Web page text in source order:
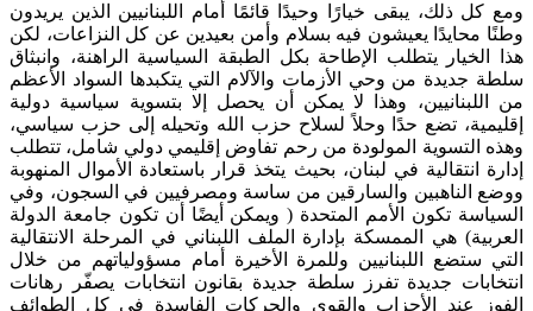
ومع كل ذلك، يبقى خيارًا وحيدًا قائمًا أمام اللبنانيين الذين يريدون
وطنًا محايدًا يعيشون فيه بسلام وأمن بعيدين عن كل النزاعات، لكن
هذا الخيار يتطلب الإطاحة بكل الطبقة السياسية الراهنة، وانبثاق
سلطة جديدة من وحي الأزمات والآلام التي يتكبدها السواد الأعظم
من اللبنانيين، وهذا لا يمكن أن يحصل إلا بتسوية سياسية دولية
إقليمية، تضع حدًا وحلاً لسلاح حزب الله وتحيله إلى حزب سياسي،
وهذه التسوية المولودة من رحم تفاوض إقليمي دولي شامل، تتطلب
إدارة انتقالية في لبنان، بحيث يتخذ قرار باستعادة الأموال المنهوبة
ووضع الناهبين والسارقين من ساسة ومصرفيين في السجون، وفي
السياسة تكون الأمم المتحدة ( ويمكن أيضًا أن تكون جامعة الدولة
العربية) هي الممسكة بإدارة الملف اللبناني في المرحلة الانتقالية
التي ستضع اللبنانيين وللمرة الأخيرة أمام مسؤولياتهم من خلال
انتخابات جديدة تفرز سلطة جديدة بقانون انتخابات يصفّر رهانات
الفوز عند الأحزاب والقوى والحركات الفاسدة في كل الطوائف